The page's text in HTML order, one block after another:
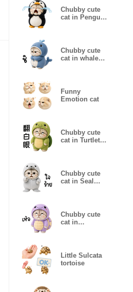
Chubby cute
cat in Penguin
Chubby cute
cat in whale
Funny
Emotion cat
Chubby cute
cat in Turtlet
Chubby cute
cat in Seal
Chubby cute
cat in
Little Sulcata
tortoise